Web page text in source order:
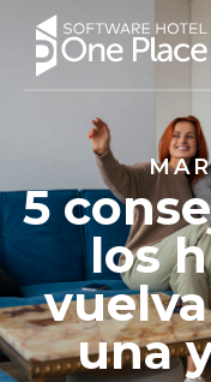
5
los
una